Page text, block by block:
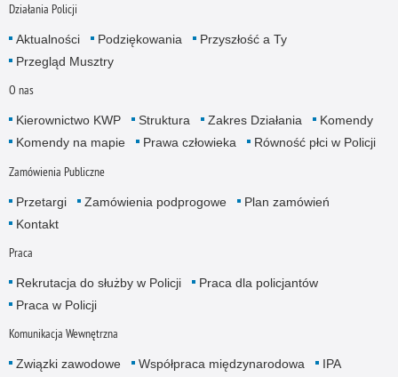
Działania Policji
Aktualności Podziękowania
Przyszłość a Ty
Przegląd Musztry
O nas
Kierownictwo KWP Struktura Zakres Działania
Komendy
Komendy na mapie
Prawa człowieka Równość płci w Policji
Zamówienia Publiczne
Przetargi Zamówienia podprogowe
Plan zamówień
Kontakt
Praca
Rekrutacja do służby w Policji
Praca dla policjantów
Praca w Policji
Komunikacja Wewnętrzna
Związki zawodowe Współpraca międzynarodowa
IPA